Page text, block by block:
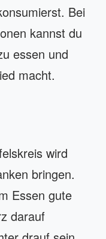
Bei
kannst du
essen und
macht.
wird
bringen.
Essen gute
darauf